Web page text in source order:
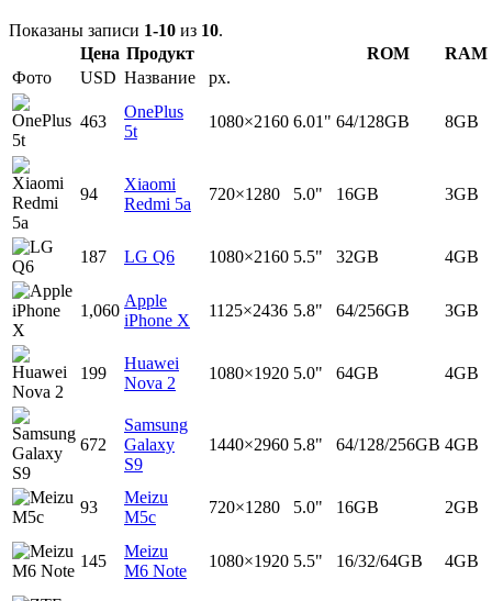
Показаны записи 1-10 из 10.
Цена Продукт ROM
RAM
Фото
USD Название px.
463
OnePlus
5t
1080×2160 6.01" 64/128GB 8GB
94
Xiaomi
Redmi 5a
720×1280 5.0" 16GB 3GB
187 LG Q6 1080×2160 5.5" 32GB 4GB
1,060
Apple
iPhone X
1125×2436 5.8" 64/256GB 3GB
199
Huawei
Nova 2
1080×1920 5.0" 64GB 4GB
672
Samsung
Galaxy
S9
1440×2960 5.8" 64/128/256GB 4GB
93
Meizu
M5c
720×1280 5.0" 16GB 2GB
145
Meizu
M6 Note
1080×1920 5.5" 16/32/64GB 4GB